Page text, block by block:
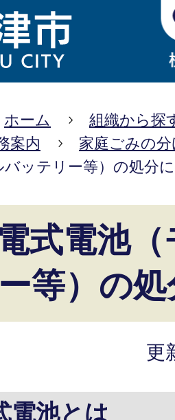
ホーム
組織から探
案内
家庭ごみの
ッテリー等）の処分
式電池
等）の
更
電池とは